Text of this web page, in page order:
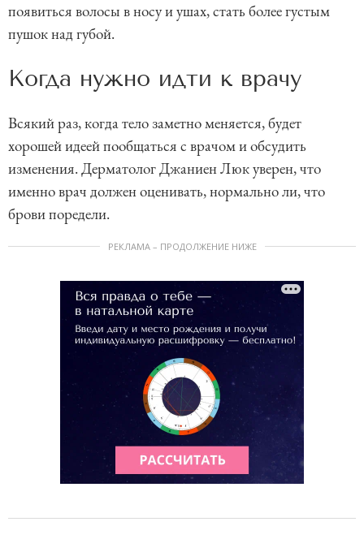
появиться волосы в носу и ушах, стать более густым
пушок над губой.
Когда нужно идти к врачу
Всякий раз, когда тело заметно меняется, будет
хорошей идеей пообщаться с врачом и обсудить
изменения. Дерматолог Джаниен Люк уверен, что
именно врач должен оценивать, нормально ли, что
брови поредели.
РЕКЛАМА – ПРОДОЛЖЕНИЕ НИЖЕ